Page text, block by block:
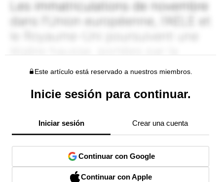
Este artículo está reservado a nuestros miembros.
Inicie sesión para continuar.
Iniciar sesión Crear una cuenta
Continuar con Google
Continuar con Apple